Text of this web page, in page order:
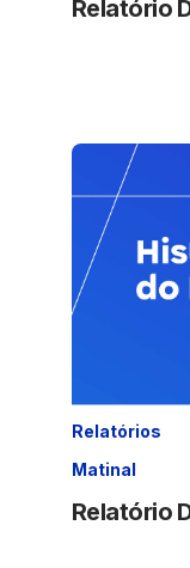
Relatório
Relatórios
Matinal
Relatório